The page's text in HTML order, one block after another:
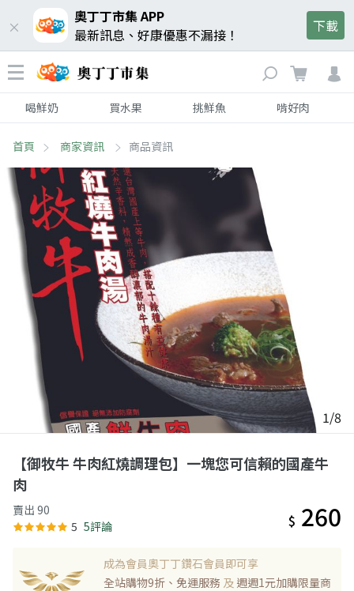
奧丁丁市集 APP
最新訊息、好康優惠不漏接！
下載
喝鮮奶 買水果 挑鮮魚 啃好肉
首頁 商家資訊 商品資訊
1/8
【御牧牛 牛肉紅燒調理包】一塊您可信賴的國產牛
肉
賣出 90
5 5評論 $ 260
成為會員奧丁丁鑽石會員即可享
全站購物9折、免運服務 及 週週1元加購限量商